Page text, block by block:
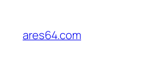
springen
ares64.com